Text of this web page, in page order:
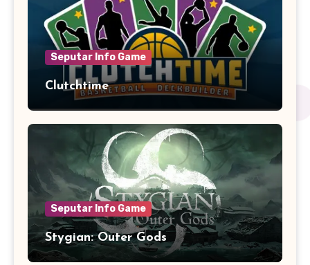
Seputar Info Game
Clutchtime
Seputar Info Game
Stygian: Outer Gods